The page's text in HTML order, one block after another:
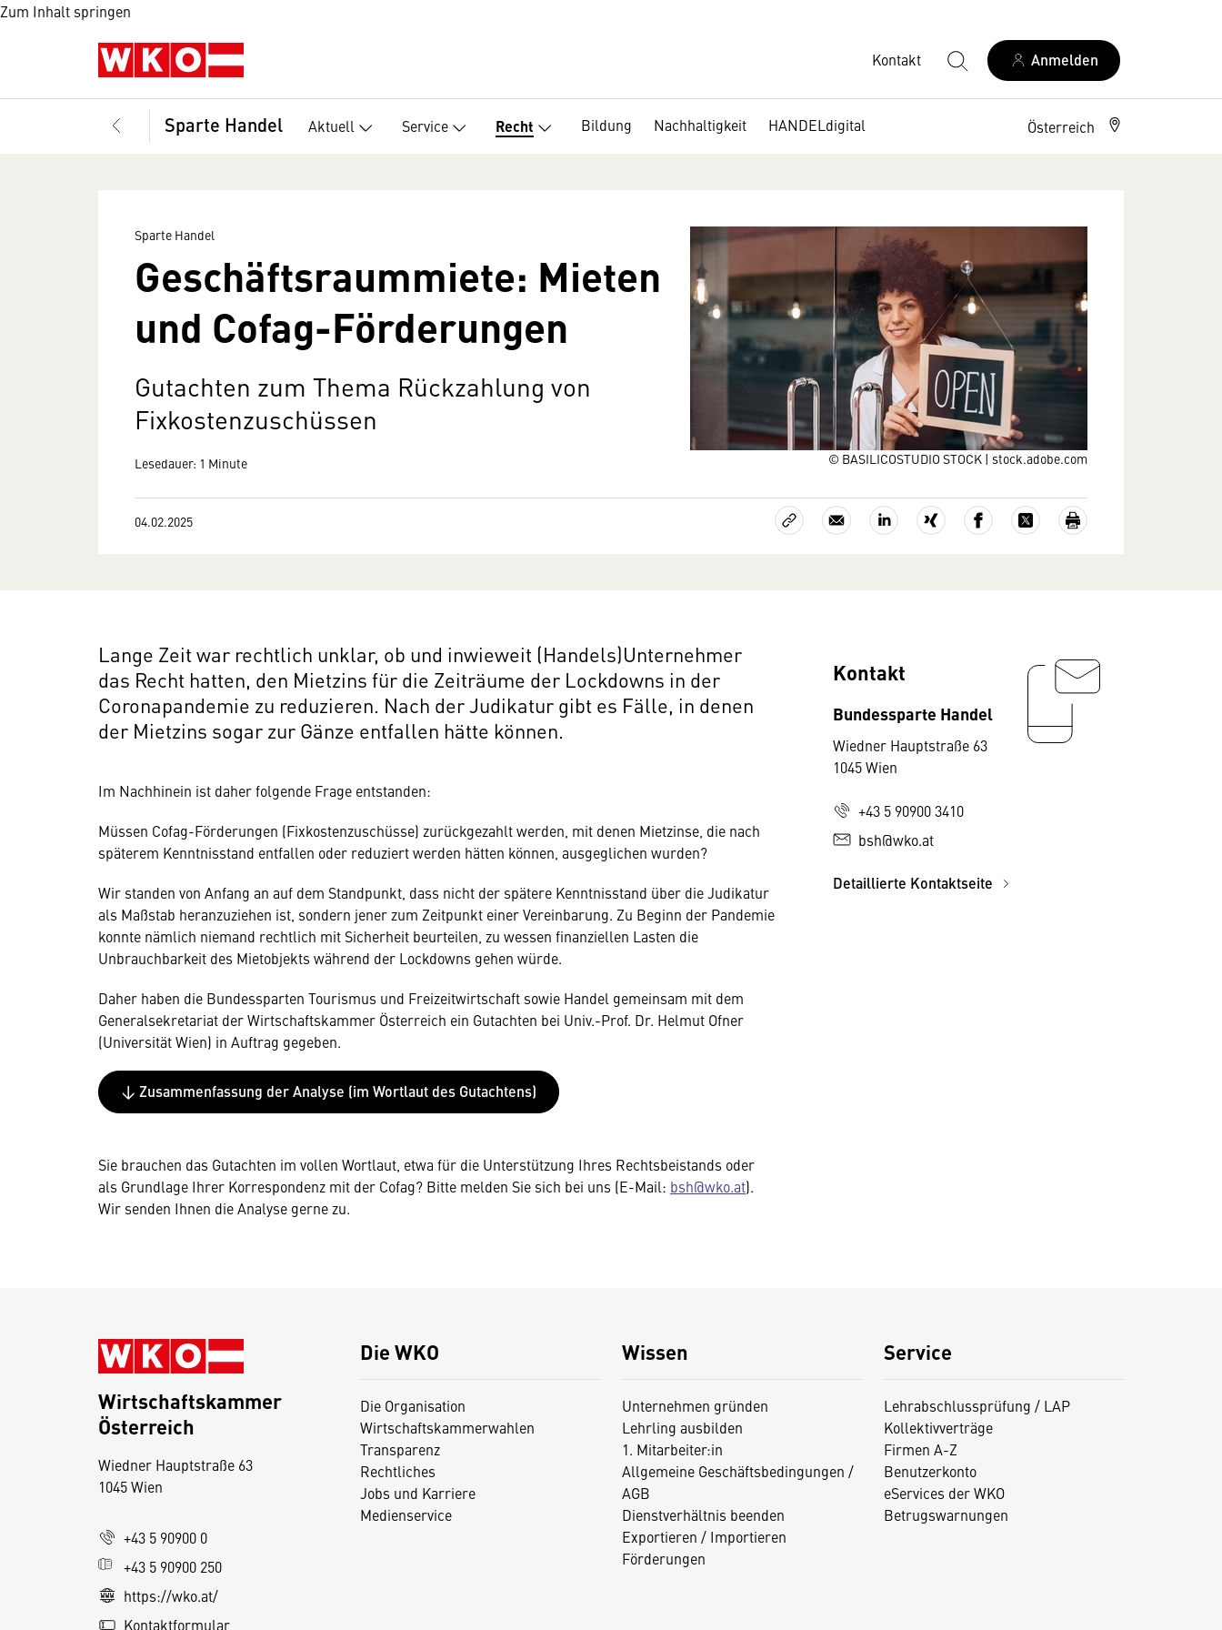
Zum Inhalt springen
Kontakt Anmelden
Sparte Handel Aktuell Service Recht Bildung Nachhaltigkeit HANDELdigital Österreich
© BASILICOSTUDIO STOCK | stock.adobe.com
Sparte Handel
Geschäftsraummiete: Mieten
und Cofag-Förderungen
Gutachten zum Thema Rückzahlung von
Fixkostenzuschüssen
Lesedauer: 1 Minute
04.02.2025
Lange Zeit war rechtlich unklar, ob und inwieweit (Handels)Unternehmer
das Recht hatten, den Mietzins für die Zeiträume der Lockdowns in der
Coronapandemie zu reduzieren. Nach der Judikatur gibt es Fälle, in denen
der Mietzins sogar zur Gänze entfallen hätte können.
Im Nachhinein ist daher folgende Frage entstanden:
Müssen Cofag-Förderungen (Fixkostenzuschüsse) zurückgezahlt werden, mit denen Mietzinse, die nach
späterem Kenntnisstand entfallen oder reduziert werden hätten können, ausgeglichen wurden?
Wir standen von Anfang an auf dem Standpunkt, dass nicht der spätere Kenntnisstand über die Judikatur
als Maßstab heranzuziehen ist, sondern jener zum Zeitpunkt einer Vereinbarung. Zu Beginn der Pandemie
konnte nämlich niemand rechtlich mit Sicherheit beurteilen, zu wessen finanziellen Lasten die
Unbrauchbarkeit des Mietobjekts während der Lockdowns gehen würde.
Daher haben die Bundessparten Tourismus und Freizeitwirtschaft sowie Handel gemeinsam mit dem
Generalsekretariat der Wirtschaftskammer Österreich ein Gutachten bei Univ.-Prof. Dr. Helmut Ofner
(Universität Wien) in Auftrag gegeben.
↓ Zusammenfassung der Analyse (im Wortlaut des Gutachtens)
Sie brauchen das Gutachten im vollen Wortlaut, etwa für die Unterstützung Ihres Rechtsbeistands oder
als Grundlage Ihrer Korrespondenz mit der Cofag? Bitte melden Sie sich bei uns (E-Mail: bsh@wko.at).
Wir senden Ihnen die Analyse gerne zu.
Kontakt
Bundessparte Handel
Wiedner Hauptstraße 63
1045 Wien
+43 5 90900 3410
bsh@wko.at
Detaillierte Kontaktseite
Die WKO
Die Organisation
Wirtschaftskammerwahlen
Transparenz
Rechtliches
Jobs und Karriere
Medienservice
Wissen
Unternehmen gründen
Lehrling ausbilden
1. Mitarbeiter:in
Allgemeine Geschäftsbedingungen /
AGB
Dienstverhältnis beenden
Exportieren / Importieren
Förderungen
Service
Lehrabschlussprüfung / LAP
Kollektivverträge
Firmen A-Z
Benutzerkonto
eServices der WKO
Betrugswarnungen
Wirtschaftskammer
Österreich
Wiedner Hauptstraße 63
1045 Wien
+43 5 90900 0
+43 5 90900 250
https://wko.at/
Kontaktformular